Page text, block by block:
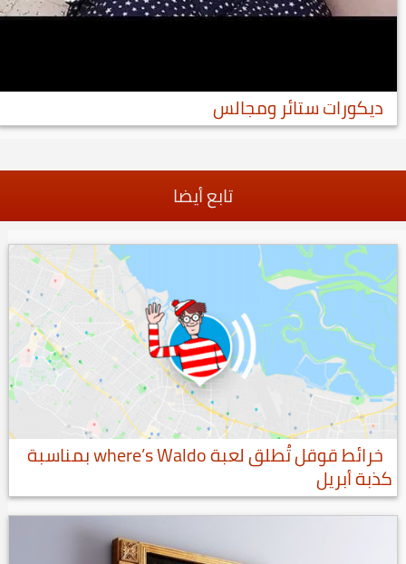
ديكورات ستائر ومجالس
تابع أيضا
خرائط قوقل تُطلق لعبة where’s Waldo بمناسبة
كذبة أبريل